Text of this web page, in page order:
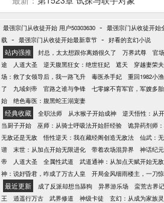
天道殿一座，十万丈灵脉
帝修为都不好意思说自己
主：我能谋求一个扫地的
不朽家主：我看你就是盯
后边去吧！ 玲珑女帝：如
尘推油按摩！ 轮回仙帝：
招都接不住，他到底强到
最强宗门从收徒开始 用户50303630 - 最强宗门从收徒开始
载 - 最强宗门从收徒开始最新章节 - 好看的玄幻小说
站内强推 封总，太太想跟你离婚很久了 万界武尊 官
途
人道大圣 逆天腹黑狂女：绝世狂妃 遮天 穿越妻荣
场：救了女领导后，我一路飞升
毒医杀手妃 重回1982小
了
九域剑帝 官路之谁与争锋 七零嫁不育军官，军嫂多
始
绝色毒医：腹黑蛇王溺宠妻
经典收藏 全职法师 从水猴子开始成神 逆天悟性：从
当厨子开始
巫师：从骑士呼吸法开始肝经验 诡异药剂师
无敌还是无敌
悟性逆天：我在藏经阁创造无敌法 仙武：
谱
末世：从加点开始无限进化 带着农场混异界 神话纪
帝
人道大圣 全属性武道 武道通神：从加点天赋开始无敌
神：说好昏君，咋成了万古人皇
开局金风细雨楼主，一刀
最近更新 成了反派却想当舔狗 异界游乐场 蛮荒古界记
王
逍遥行万古 武界修道 神级卡徒 玄幻：从成为家族